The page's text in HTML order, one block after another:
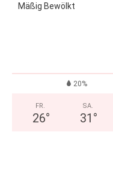
Mäßig Bewölkt
20%
FR.
26°
SA.
31 °